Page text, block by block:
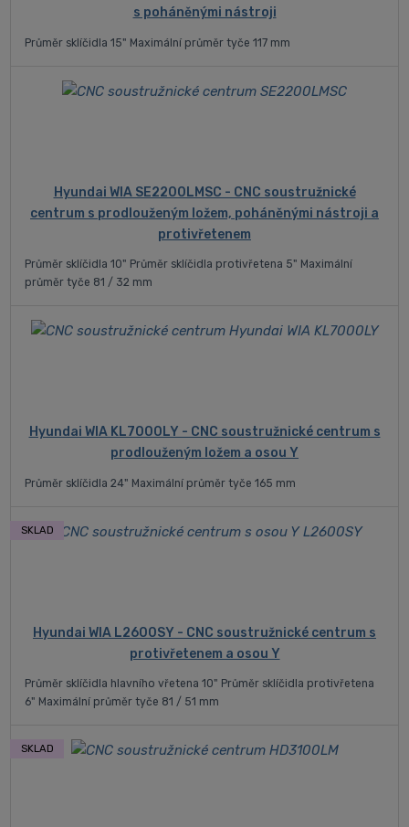
s poháněnými nástroji
Průměr sklíčidla 15" Maximální průměr tyče 117 mm
Hyundai WIA SE2200LMSC - CNC soustružnické
centrum s prodlouženým ložem, poháněnými nástroji a
protivřetenem
Průměr sklíčidla 10" Průměr sklíčidla protivřetena 5" Maximální
průměr tyče 81 / 32 mm
Hyundai WIA KL7000LY - CNC soustružnické centrum s
prodlouženým ložem a osou Y
Průměr sklíčidla 24" Maximální průměr tyče 165 mm
Hyundai WIA L2600SY - CNC soustružnické centrum s
protivřetenem a osou Y
SKLAD
Průměr sklíčidla hlavního vřetena 10" Průměr sklíčidla protivřetena
6" Maximální průměr tyče 81 / 51 mm
SKLAD